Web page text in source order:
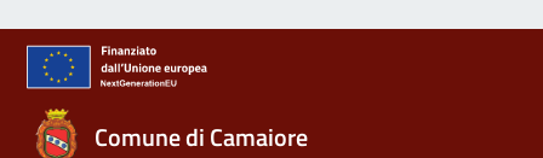
Comune di Camaiore